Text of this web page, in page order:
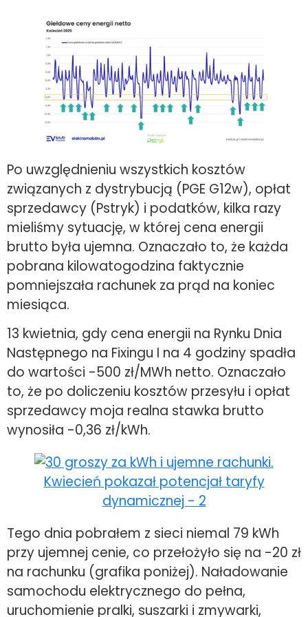
Po uwzględnieniu wszystkich kosztów
związanych z dystrybucją (PGE G12w), opłat
sprzedawcy (Pstryk) i podatków, kilka razy
mieliśmy sytuację, w której cena energii
brutto była ujemna. Oznaczało to, że każda
pobrana kilowatogodzina faktycznie
pomniejszała rachunek za prąd na koniec
miesiąca.
13 kwietnia, gdy cena energii na Rynku Dnia
Następnego na Fixingu I na 4 godziny spadła
do wartości -500 zł/MWh netto. Oznaczało
to, że po doliczeniu kosztów przesyłu i opłat
sprzedawcy moja realna stawka brutto
wynosiła -0,36 zł/kWh.
Tego dnia pobrałem z sieci niemal 79 kWh
przy ujemnej cenie, co przełożyło się na -20 zł
na rachunku (grafika poniżej). Naładowanie
samochodu elektrycznego do pełna,
uruchomienie pralki, suszarki i zmywarki,